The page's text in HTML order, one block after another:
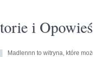
i
Madlennn to witryna, które